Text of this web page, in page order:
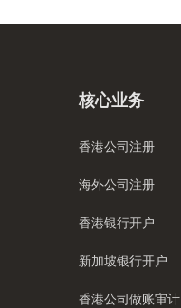
核心业务
香港公司注册
海外公司注册
香港银行开户
新加坡银行开户
香港公司做账审计